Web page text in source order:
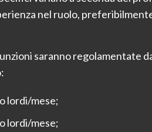
nel ruolo,
saranno regolamentate
lordi/mese;
lordi/mese;